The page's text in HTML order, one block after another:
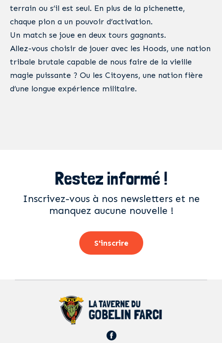
terrain ou s’il est seul. En plus de la pichenette,
chaque pion a un pouvoir d’activation.
Un match se joue en deux tours gagnants.
Allez-vous choisir de jouer avec les Hoods, une nation
tribale brutale capable de nous faire de la vieille
magie puissante ? Ou les Citoyens, une nation fière
d’une longue expérience militaire.
Restez informé !
Inscrivez-vous à nos newsletters et ne
manquez aucune nouvelle !
S'inscrire